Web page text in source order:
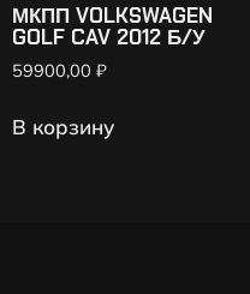
МКПП VOLKSWAGEN
GOLF CAV 2012 Б/У
59900,00 ₽
В корзину